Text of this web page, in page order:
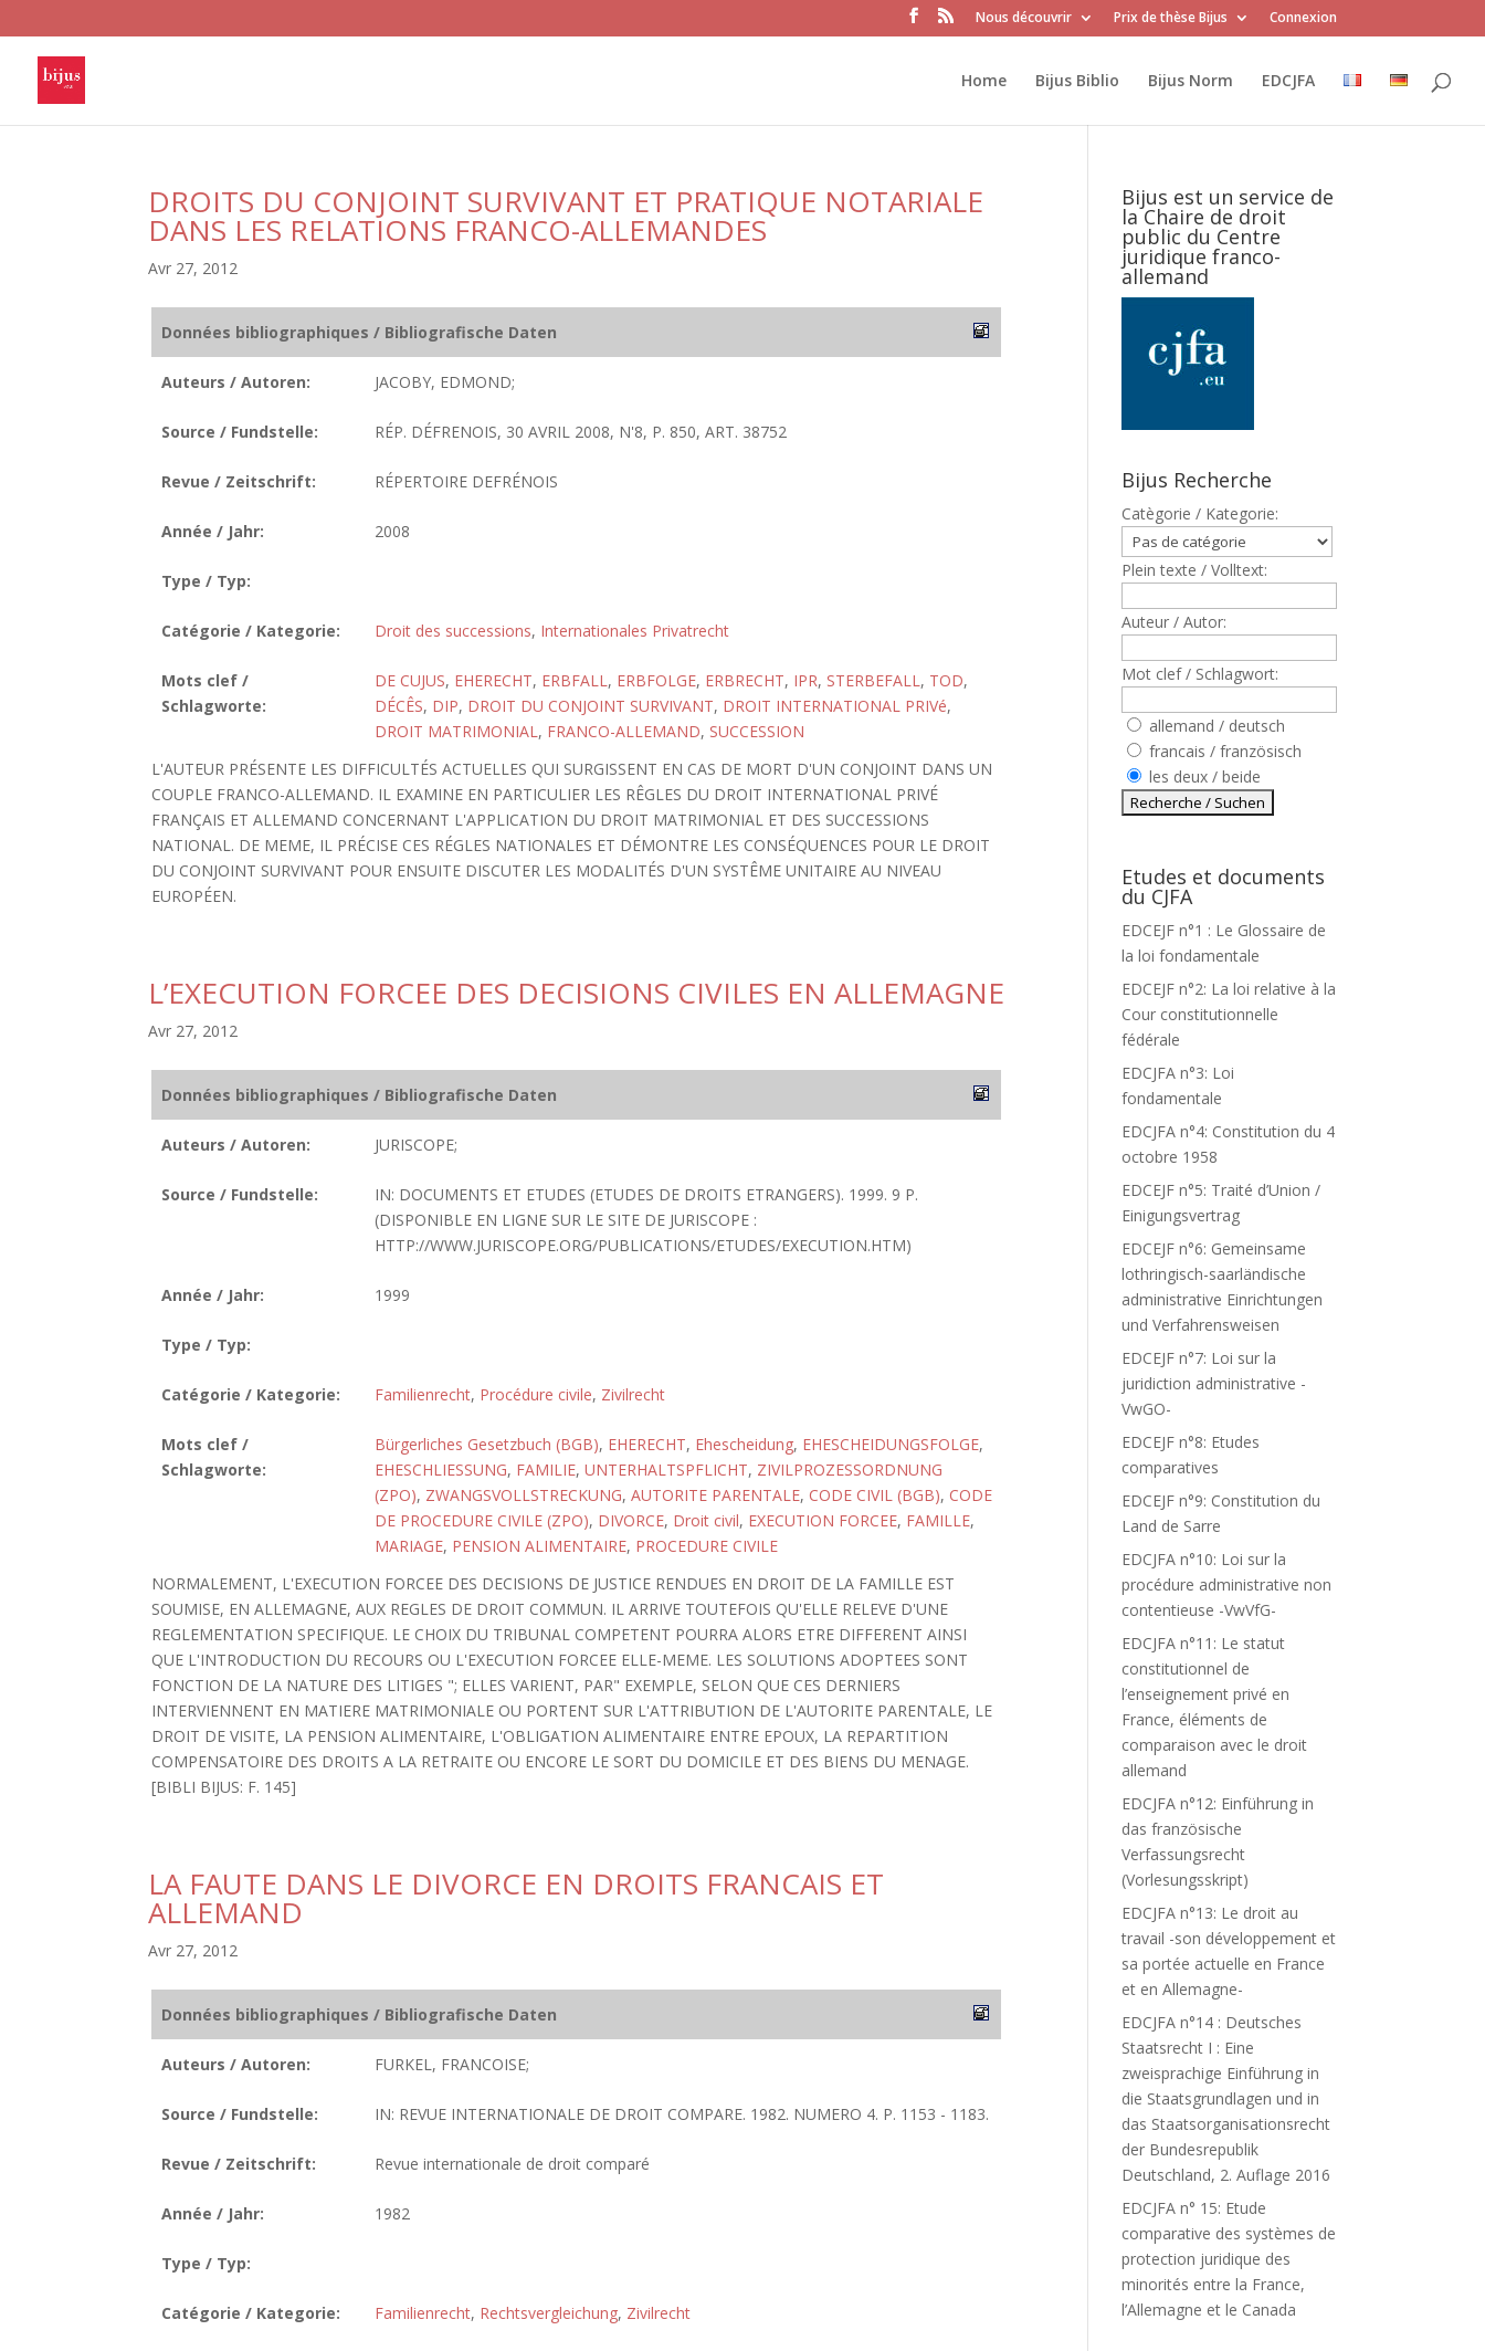
Nous découvrir Prix de thèse Bijus Connexion
Home Bijus Biblio Bijus Norm EDCJFA
DROITS DU CONJOINT SURVIVANT ET PRATIQUE NOTARIALE
DANS LES RELATIONS FRANCO-ALLEMANDES
Avr 27, 2012
Données bibliographiques / Bibliografische Daten
Auteurs / Autoren: JACOBY, EDMOND;
Source / Fundstelle: RÉP. DÉFRENOIS, 30 AVRIL 2008, N'8, P. 850, ART. 38752
Revue / Zeitschrift: RÉPERTOIRE DEFRÉNOIS
Année / Jahr: 2008
Type / Typ:
Catégorie / Kategorie: Droit des successions, Internationales Privatrecht
Mots clef /
Schlagworte:
DE CUJUS, EHERECHT, ERBFALL, ERBFOLGE, ERBRECHT, IPR, STERBEFALL, TOD,
DÉCÊS, DIP, DROIT DU CONJOINT SURVIVANT, DROIT INTERNATIONAL PRIVé,
DROIT MATRIMONIAL, FRANCO-ALLEMAND, SUCCESSION
L'AUTEUR PRÉSENTE LES DIFFICULTÉS ACTUELLES QUI SURGISSENT EN CAS DE MORT D'UN CONJOINT DANS UN
COUPLE FRANCO-ALLEMAND. IL EXAMINE EN PARTICULIER LES RÊGLES DU DROIT INTERNATIONAL PRIVÉ
FRANÇAIS ET ALLEMAND CONCERNANT L'APPLICATION DU DROIT MATRIMONIAL ET DES SUCCESSIONS
NATIONAL. DE MEME, IL PRÉCISE CES RÉGLES NATIONALES ET DÉMONTRE LES CONSÉQUENCES POUR LE DROIT
DU CONJOINT SURVIVANT POUR ENSUITE DISCUTER LES MODALITÉS D'UN SYSTÊME UNITAIRE AU NIVEAU
EUROPÉEN.
L’EXECUTION FORCEE DES DECISIONS CIVILES EN ALLEMAGNE
Avr 27, 2012
Données bibliographiques / Bibliografische Daten
Auteurs / Autoren: JURISCOPE;
Source / Fundstelle:
IN: DOCUMENTS ET ETUDES (ETUDES DE DROITS ETRANGERS). 1999. 9 P.
(DISPONIBLE EN LIGNE SUR LE SITE DE JURISCOPE :
HTTP://WWW.JURISCOPE.ORG/PUBLICATIONS/ETUDES/EXECUTION.HTM)
Année / Jahr: 1999
Type / Typ:
Catégorie / Kategorie: Familienrecht, Procédure civile, Zivilrecht
Mots clef /
Schlagworte:
Bürgerliches Gesetzbuch (BGB), EHERECHT, Ehescheidung, EHESCHEIDUNGSFOLGE,
EHESCHLIESSUNG, FAMILIE, UNTERHALTSPFLICHT, ZIVILPROZESSORDNUNG
(ZPO), ZWANGSVOLLSTRECKUNG, AUTORITE PARENTALE, CODE CIVIL (BGB), CODE
DE PROCEDURE CIVILE (ZPO), DIVORCE, Droit civil, EXECUTION FORCEE, FAMILLE,
MARIAGE, PENSION ALIMENTAIRE, PROCEDURE CIVILE
NORMALEMENT, L'EXECUTION FORCEE DES DECISIONS DE JUSTICE RENDUES EN DROIT DE LA FAMILLE EST
SOUMISE, EN ALLEMAGNE, AUX REGLES DE DROIT COMMUN. IL ARRIVE TOUTEFOIS QU'ELLE RELEVE D'UNE
REGLEMENTATION SPECIFIQUE. LE CHOIX DU TRIBUNAL COMPETENT POURRA ALORS ETRE DIFFERENT AINSI
QUE L'INTRODUCTION DU RECOURS OU L'EXECUTION FORCEE ELLE-MEME. LES SOLUTIONS ADOPTEES SONT
FONCTION DE LA NATURE DES LITIGES "; ELLES VARIENT, PAR" EXEMPLE, SELON QUE CES DERNIERS
INTERVIENNENT EN MATIERE MATRIMONIALE OU PORTENT SUR L'ATTRIBUTION DE L'AUTORITE PARENTALE, LE
DROIT DE VISITE, LA PENSION ALIMENTAIRE, L'OBLIGATION ALIMENTAIRE ENTRE EPOUX, LA REPARTITION
COMPENSATOIRE DES DROITS A LA RETRAITE OU ENCORE LE SORT DU DOMICILE ET DES BIENS DU MENAGE.
[BIBLI BIJUS: F. 145]
LA FAUTE DANS LE DIVORCE EN DROITS FRANCAIS ET
ALLEMAND
Avr 27, 2012
Données bibliographiques / Bibliografische Daten
Auteurs / Autoren: FURKEL, FRANCOISE;
Source / Fundstelle: IN: REVUE INTERNATIONALE DE DROIT COMPARE. 1982. NUMERO 4. P. 1153 - 1183.
Revue / Zeitschrift: Revue internationale de droit comparé
Année / Jahr: 1982
Type / Typ:
Catégorie / Kategorie: Familienrecht, Rechtsvergleichung, Zivilrecht
Bijus est un service de
la Chaire de droit
public du Centre
juridique franco-
allemand
Bijus Recherche
Catègorie / Kategorie:
Plein texte / Volltext:
Auteur / Autor:
Mot clef / Schlagwort:
allemand / deutsch
francais / französisch
les deux / beide
Etudes et documents
du CJFA
EDCEJF n°1 : Le Glossaire de
la loi fondamentale
EDCEJF n°2: La loi relative à la
Cour constitutionnelle
fédérale
EDCJFA n°3: Loi
fondamentale
EDCJFA n°4: Constitution du 4
octobre 1958
EDCEJF n°5: Traité d’Union /
Einigungsvertrag
EDCEJF n°6: Gemeinsame
lothringisch-saarländische
administrative Einrichtungen
und Verfahrensweisen
EDCEJF n°7: Loi sur la
juridiction administrative -
VwGO-
EDCEJF n°8: Etudes
comparatives
EDCEJF n°9: Constitution du
Land de Sarre
EDCJFA n°10: Loi sur la
procédure administrative non
contentieuse -VwVfG-
EDCJFA n°11: Le statut
constitutionnel de
l’enseignement privé en
France, éléments de
comparaison avec le droit
allemand
EDCJFA n°12: Einführung in
das französische
Verfassungsrecht
(Vorlesungsskript)
EDCJFA n°13: Le droit au
travail -son développement et
sa portée actuelle en France
et en Allemagne-
EDCJFA n°14 : Deutsches
Staatsrecht I : Eine
zweisprachige Einführung in
die Staatsgrundlagen und in
das Staatsorganisationsrecht
der Bundesrepublik
Deutschland, 2. Auflage 2016
EDCJFA n° 15: Etude
comparative des systèmes de
protection juridique des
minorités entre la France,
l’Allemagne et le Canada